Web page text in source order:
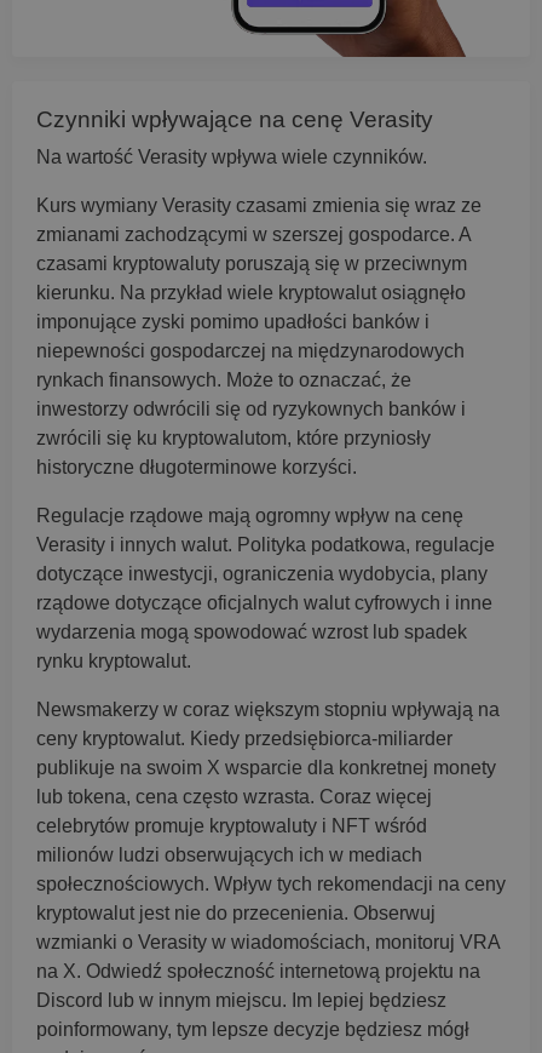
Czynniki wpływające na cenę Verasity
Na wartość Verasity wpływa wiele czynników.
Kurs wymiany Verasity czasami zmienia się wraz ze
zmianami zachodzącymi w szerszej gospodarce. A
czasami kryptowaluty poruszają się w przeciwnym
kierunku. Na przykład wiele kryptowalut osiągnęło
imponujące zyski pomimo upadłości banków i
niepewności gospodarczej na międzynarodowych
rynkach finansowych. Może to oznaczać, że
inwestorzy odwrócili się od ryzykownych banków i
zwrócili się ku kryptowalutom, które przyniosły
historyczne długoterminowe korzyści.
Regulacje rządowe mają ogromny wpływ na cenę
Verasity i innych walut. Polityka podatkowa, regulacje
dotyczące inwestycji, ograniczenia wydobycia, plany
rządowe dotyczące oficjalnych walut cyfrowych i inne
wydarzenia mogą spowodować wzrost lub spadek
rynku kryptowalut.
Newsmakerzy w coraz większym stopniu wpływają na
ceny kryptowalut. Kiedy przedsiębiorca-miliarder
publikuje na swoim X wsparcie dla konkretnej monety
lub tokena, cena często wzrasta. Coraz więcej
celebrytów promuje kryptowaluty i NFT wśród
milionów ludzi obserwujących ich w mediach
społecznościowych. Wpływ tych rekomendacji na ceny
kryptowalut jest nie do przecenienia. Obserwuj
wzmianki o Verasity w wiadomościach, monitoruj VRA
na X. Odwiedź społeczność internetową projektu na
Discord lub w innym miejscu. Im lepiej będziesz
poinformowany, tym lepsze decyzje będziesz mógł